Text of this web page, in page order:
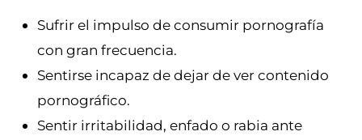
Sufrir el impulso de consumir pornografía
con gran frecuencia.
Sentirse incapaz de dejar de ver contenido
pornográfico.
Sentir irritabilidad, enfado o rabia ante